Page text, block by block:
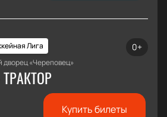
Лига
дворец «Череповец»
0+
Купить билеты